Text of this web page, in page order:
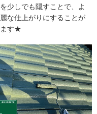
少しでも隠すことで、よ
な仕上がりにすることが
す★